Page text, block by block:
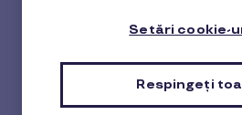
Contractul
muncă - ce
Setări cookie-
Respingeți